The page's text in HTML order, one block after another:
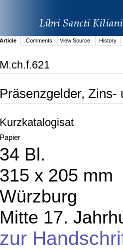
Article Comments View Source History
M.ch.f.621
Präsenzgelder, Zins-
Kurzkatalogisat
Papier
34 Bl.
315 x 205 mm
Würzburg
Mitte 17.
zur